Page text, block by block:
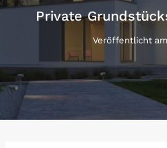
Private
Veröffentlicht am